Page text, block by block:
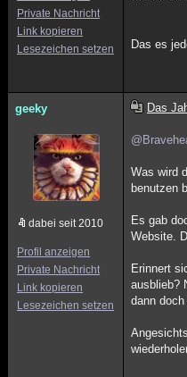
Private Nachricht
Link kopieren
Lesezeichen setzen
Das es
geeky
dabei seit 2010
Profil anzeigen
Private Nachricht
Link kopieren
Lesezeichen setzen
Das
Was wird
benutzen
Es gab
Website.
Erinnert
ausblieb?
dann